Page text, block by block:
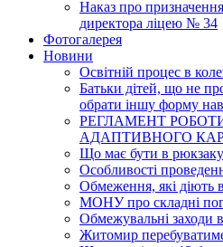
Наказ про
директора ліцею № 34
Фотогалерея
Новини
Освітній процес в
Батьки дітей, що не
обрати іншу форму
РЕГЛАМЕНТ
АДАПТИВНОГО
Що має бути в
Особливості
Обмеження, які діють в
МОНУ про складні
Обмежувальні заходи
Житомир